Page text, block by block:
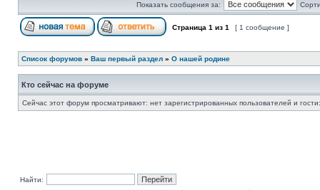
Показать сообщения за:
Страница 1 из 1 [ 1 сообщение ]
Список форумов » Ваш первый раздел » О нашей родине
Кто сейчас на форуме
Сейчас этот форум просматривают: нет зарегистрированных пользователей и
Найти: